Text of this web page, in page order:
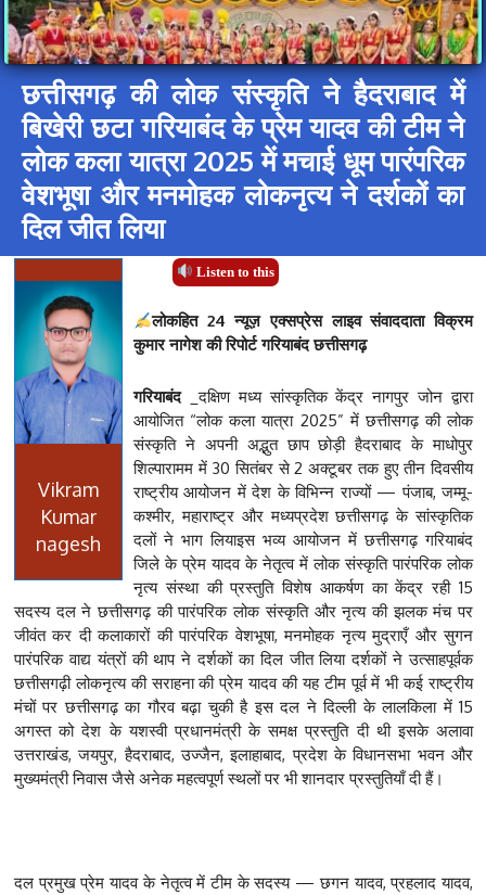
छत्तीसगढ़ की लोक संस्कृति ने हैदराबाद में
बिखेरी छटा गरियाबंद के प्रेम यादव की टीम ने
लोक कला यात्रा 2025 में मचाई धूम पारंपरिक
वेशभूषा और मनमोहक लोकनृत्य ने दर्शकों का
दिल जीत लिया
Listen to this
Vikram
Kumar
nagesh
लोकहित 24 न्यूज़ एक्सप्रेस लाइव संवाददाता विक्रम
कुमार नागेश की रिपोर्ट गरियाबंद छत्तीसगढ़
गरियाबंद_दक्षिण मध्य सांस्कृतिक केंद्र नागपुर जोन द्वारा
आयोजित “लोक कला यात्रा 2025” में छत्तीसगढ़ की लोक
संस्कृति ने अपनी अद्भुत छाप छोड़ी हैदराबाद के माधोपुर
शिल्पारामम में 30 सितंबर से 2 अक्टूबर तक हुए तीन दिवसीय
राष्ट्रीय आयोजन में देश के विभिन्न राज्यों — पंजाब, जम्मू-
कश्मीर, महाराष्ट्र और मध्यप्रदेश छत्तीसगढ़ के सांस्कृतिक
दलों ने भाग लिया‌इस भव्य आयोजन में छत्तीसगढ़ गरियाबंद
जिले के प्रेम यादव के नेतृत्व में लोक संस्कृति पारंपरिक लोक
नृत्य संस्था की प्रस्तुति विशेष आकर्षण का केंद्र रही 15
सदस्य दल ने छत्तीसगढ़ की पारंपरिक लोक संस्कृति और नृत्य की झलक मंच पर
जीवंत कर दी कलाकारों की पारंपरिक वेशभूषा, मनमोहक नृत्य मुद्राएँ और सुगन
पारंपरिक वाद्य यंत्रों की थाप ने दर्शकों का दिल जीत लिया दर्शकों ने उत्साहपूर्वक
छत्तीसगढ़ी लोकनृत्य की सराहना की प्रेम यादव की यह टीम पूर्व में भी कई राष्ट्रीय
मंचों पर छत्तीसगढ़ का गौरव बढ़ा चुकी है‌ इस दल ने दिल्ली के लालकिला में 15
अगस्त को देश के यशस्वी प्रधानमंत्री के समक्ष प्रस्तुति दी थी इसके अलावा
उत्तराखंड, जयपुर, हैदराबाद, उज्जैन, इलाहाबाद, प्रदेश के विधानसभा भवन और
मुख्यमंत्री निवास जैसे अनेक महत्वपूर्ण स्थलों पर भी शानदार प्रस्तुतियाँ दी हैं।
दल प्रमुख प्रेम यादव के नेतृत्व में टीम के सदस्य — छगन यादव, प्रहलाद यादव,